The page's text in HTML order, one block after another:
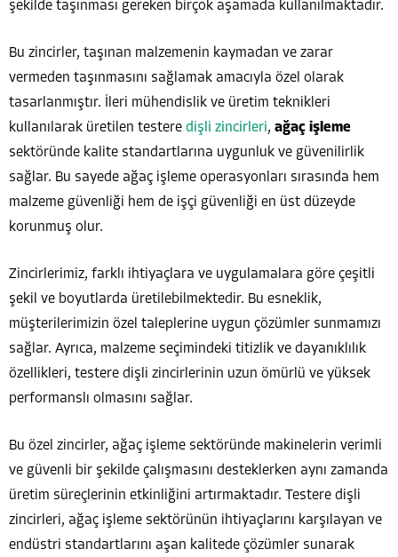
şekilde taşınması gereken birçok aşamada kullanılmaktadır.
Bu zincirler, taşınan malzemenin kaymadan ve zarar
vermeden taşınmasını sağlamak amacıyla özel olarak
tasarlanmıştır. İleri mühendislik ve üretim teknikleri
kullanılarak üretilen testere dişli zincirleri, ağaç işleme
sektöründe kalite standartlarına uygunluk ve güvenilirlik
sağlar. Bu sayede ağaç işleme operasyonları sırasında hem
malzeme güvenliği hem de işçi güvenliği en üst düzeyde
korunmuş olur.
Zincirlerimiz, farklı ihtiyaçlara ve uygulamalara göre çeşitli
şekil ve boyutlarda üretilebilmektedir. Bu esneklik,
müşterilerimizin özel taleplerine uygun çözümler sunmamızı
sağlar. Ayrıca, malzeme seçimindeki titizlik ve dayanıklılık
özellikleri, testere dişli zincirlerinin uzun ömürlü ve yüksek
performanslı olmasını sağlar.
Bu özel zincirler, ağaç işleme sektöründe makinelerin verimli
ve güvenli bir şekilde çalışmasını desteklerken aynı zamanda
üretim süreçlerinin etkinliğini artırmaktadır. Testere dişli
zincirleri, ağaç işleme sektörünün ihtiyaçlarını karşılayan ve
endüstri standartlarını aşan kalitede çözümler sunarak